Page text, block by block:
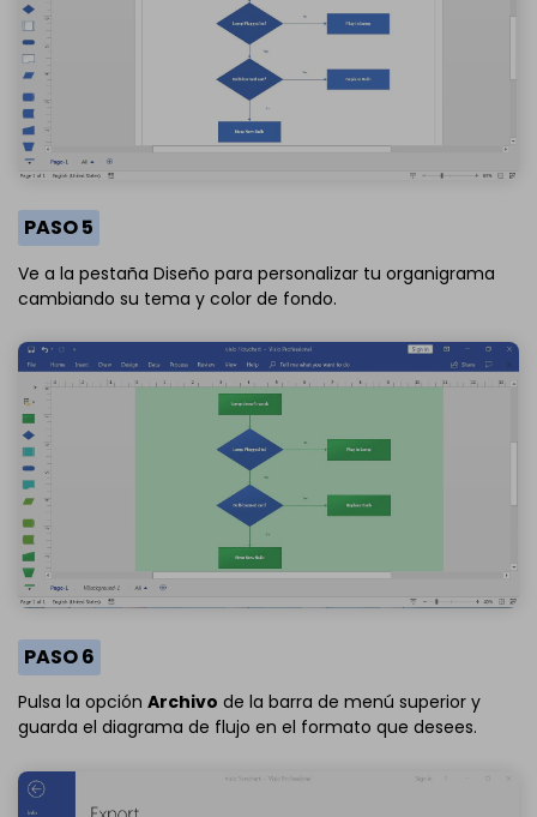
PASO 5
Ve a la pestaña Diseño para personalizar tu organigrama
cambiando su tema y color de fondo.
PASO 6
Pulsa la opción Archivo de la barra de menú superior y
guarda el diagrama de flujo en el formato que desees.